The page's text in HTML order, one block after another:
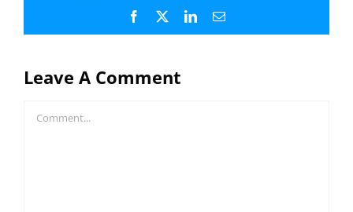
Facebook LinkedInEmail
Leave A Comment
Comment